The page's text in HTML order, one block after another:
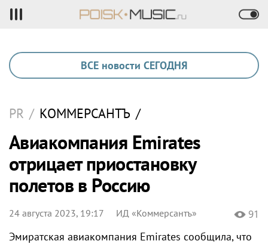
ВСЕ новости СЕГОДНЯ
PR / КОММЕРСАНТЪ /
Авиакомпания Emirates
отрицает приостановку
полетов в Россию
24 августа 2023, 19:17 ИД «Коммерсантъ» 91
Эмиратская авиакомпания Emirates сообщила, что